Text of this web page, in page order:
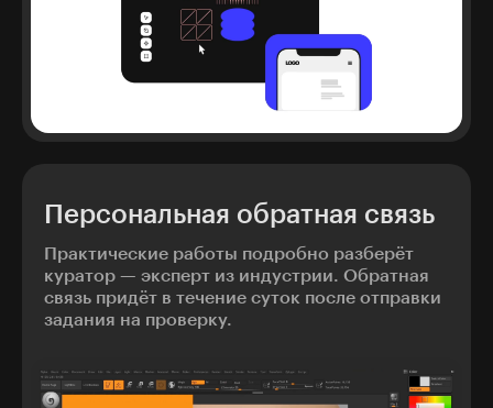
Персональная обратная связь
Практические работы подробно разберёт
куратор — эксперт из индустрии. Обратная
связь придёт в течение суток после отправки
задания на проверку.